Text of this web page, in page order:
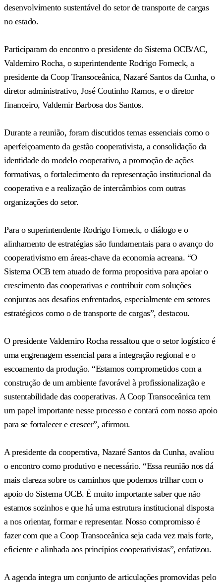
desenvolvimento sustentável do setor de transporte de cargas
no estado.
Participaram do encontro o presidente do Sistema OCB/AC,
Valdemiro Rocha, o superintendente Rodrigo Forneck, a
presidente da Coop Transoceânica, Nazaré Santos da Cunha, o
diretor administrativo, José Coutinho Ramos, e o diretor
financeiro, Valdemir Barbosa dos Santos.
Durante a reunião, foram discutidos temas essenciais como o
aperfeiçoamento da gestão cooperativista, a consolidação da
identidade do modelo cooperativo, a promoção de ações
formativas, o fortalecimento da representação institucional da
cooperativa e a realização de intercâmbios com outras
organizações do setor.
Para o superintendente Rodrigo Forneck, o diálogo e o
alinhamento de estratégias são fundamentais para o avanço do
cooperativismo em áreas-chave da economia acreana. “O
Sistema OCB tem atuado de forma propositiva para apoiar o
crescimento das cooperativas e contribuir com soluções
conjuntas aos desafios enfrentados, especialmente em setores
estratégicos como o de transporte de cargas”, destacou.
O presidente Valdemiro Rocha ressaltou que o setor logístico é
uma engrenagem essencial para a integração regional e o
escoamento da produção. “Estamos comprometidos com a
construção de um ambiente favorável à profissionalização e
sustentabilidade das cooperativas. A Coop Transoceânica tem
um papel importante nesse processo e contará com nosso apoio
para se fortalecer e crescer”, afirmou.
A presidente da cooperativa, Nazaré Santos da Cunha, avaliou
o encontro como produtivo e necessário. “Essa reunião nos dá
mais clareza sobre os caminhos que podemos trilhar com o
apoio do Sistema OCB. É muito importante saber que não
estamos sozinhos e que há uma estrutura institucional disposta
a nos orientar, formar e representar. Nosso compromisso é
fazer com que a Coop Transoceânica seja cada vez mais forte,
eficiente e alinhada aos princípios cooperativistas”, enfatizou.
A agenda integra um conjunto de articulações promovidas pelo